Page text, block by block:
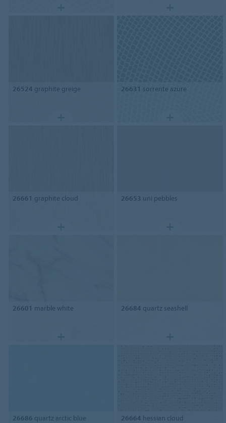
26524 graphite greige 26631 sorrente azure
26661 graphite cloud 26653 uni pebbles
26601 marble white 26684 quartz seashell
26686 quartz arctic blue 26664 hessian cloud